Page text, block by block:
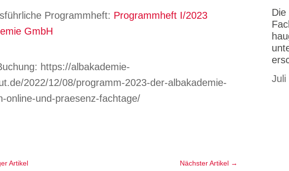
Programmheft: Programmheft I/2023
GmbH
https://albakademie-
2022/12/08/programm-2023-der-albakademie-
online-und-praesenz-fachtage/
Artikel Nächster Artikel →
Die
Juli